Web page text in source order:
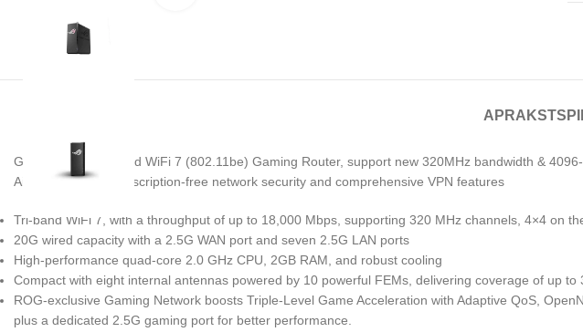
APRAKSTS
GS-BE18000 Tri-band WiFi 7 (802.11be) Gaming Router, support new 320MHz bandwidth &
AiMesh support, subscription-free network security and comprehensive VPN features
Tri-band WiFi 7, with a throughput of up to 18,000 Mbps, supporting 320 MHz channels, 4×4 on
20G wired capacity with a 2.5G WAN port and seven 2.5G LAN ports
High-performance quad-core 2.0 GHz CPU, 2GB RAM, and robust cooling
Compact with eight internal antennas powered by 10 powerful FEMs, delivering coverage of up to
ROG-exclusive Gaming Network boosts Triple-Level Game Acceleration with Adaptive QoS,
plus a dedicated 2.5G gaming port for better performance.